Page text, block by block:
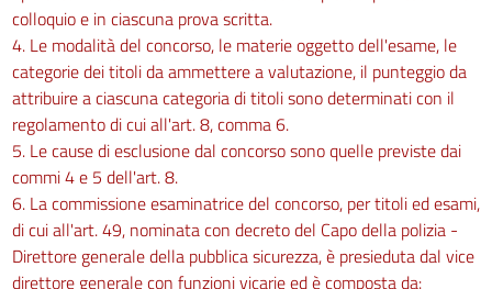
colloquio e in ciascuna prova scritta.
4. Le modalità del concorso, le materie oggetto dell'esame, le
categorie dei titoli da ammettere a valutazione, il punteggio da
attribuire a ciascuna categoria di titoli sono determinati con il
regolamento di cui all'art. 8, comma 6.
5. Le cause di esclusione dal concorso sono quelle previste dai
commi 4 e 5 dell'art. 8.
6. La commissione esaminatrice del concorso, per titoli ed esami,
di cui all'art. 49, nominata con decreto del Capo della polizia -
Direttore generale della pubblica sicurezza, è presieduta dal vice
direttore generale con funzioni vicarie ed è composta da: